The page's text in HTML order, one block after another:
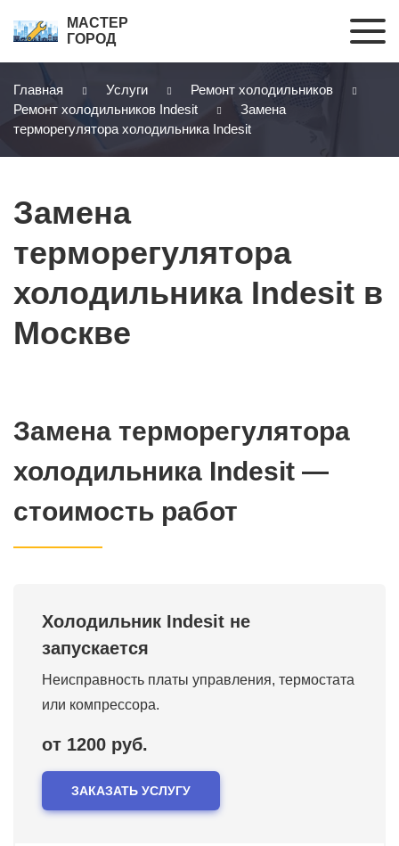
МАСТЕР
ГОРОД
Главная Услуги
Ремонт холодильников
Ремонт холодильников Indesit
Замена
терморегулятора холодильника Indesit
Замена
терморегулятора
холодильника Indesit в
Москве
Замена терморегулятора
холодильника Indesit —
стоимость работ
Холодильник Indesit не
запускается
Неисправность платы управления, термостата
или компрессора.
от 1200 руб.
ЗАКАЗАТЬ УСЛУГУ